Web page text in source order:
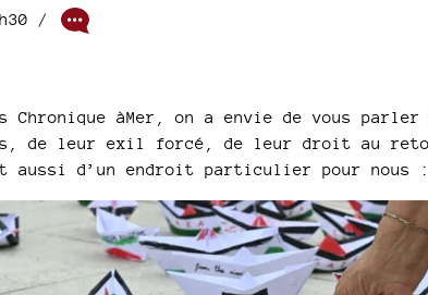
/
Chronique àMer, on a envie de vous
de leur exil forcé, de leur droit au
aussi d’un endroit particulier pour